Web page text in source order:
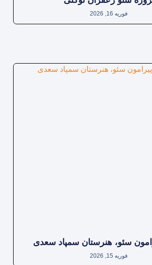
فوریه 16, 2026
سئو، هنرستان سمپاد سعدی
فوریه 15, 2026